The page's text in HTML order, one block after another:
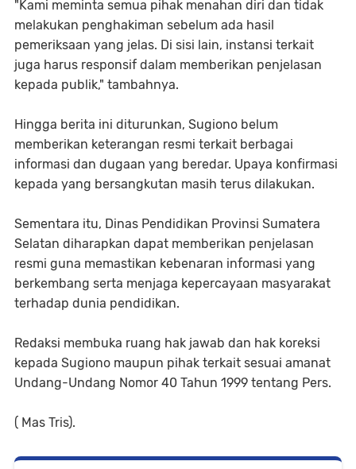
"Kami meminta semua pihak menahan diri dan tidak
melakukan penghakiman sebelum ada hasil
pemeriksaan yang jelas. Di sisi lain, instansi terkait
juga harus responsif dalam memberikan penjelasan
kepada publik," tambahnya.
Hingga berita ini diturunkan, Sugiono belum
memberikan keterangan resmi terkait berbagai
informasi dan dugaan yang beredar. Upaya konfirmasi
kepada yang bersangkutan masih terus dilakukan.
Sementara itu, Dinas Pendidikan Provinsi Sumatera
Selatan diharapkan dapat memberikan penjelasan
resmi guna memastikan kebenaran informasi yang
berkembang serta menjaga kepercayaan masyarakat
terhadap dunia pendidikan.
Redaksi membuka ruang hak jawab dan hak koreksi
kepada Sugiono maupun pihak terkait sesuai amanat
Undang-Undang Nomor 40 Tahun 1999 tentang Pers.
( Mas Tris).